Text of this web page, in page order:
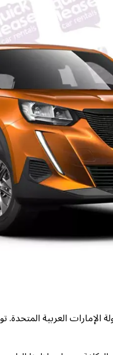
العربية المتحدة.